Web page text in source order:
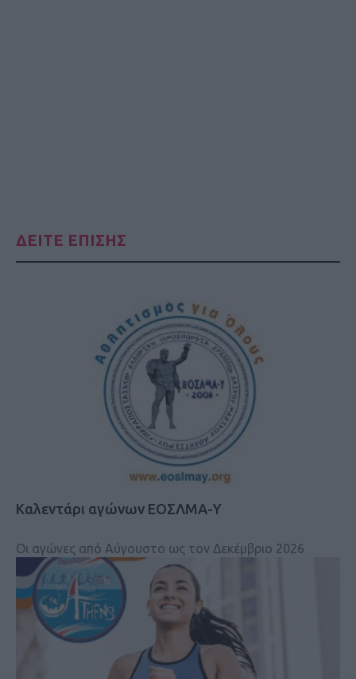
ΔΕΙΤΕ ΕΠΙΣΗΣ
Καλεντάρι αγώνων ΕΟΣΛΜΑ-Υ
Οι αγώνες από Αύγουστο ως τον Δεκέμβριο 2026